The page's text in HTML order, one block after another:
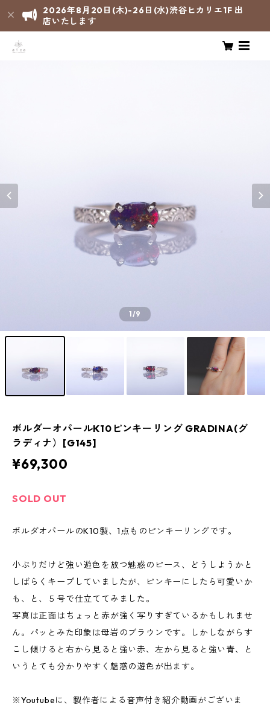
2026年8月20日(木)-26日(水)渋谷ヒカリエ1F 出
店いたします
1/9
ボルダーオパールK10ピンキーリング GRADINA(グ
ラディナ）[G145]
¥69,300
SOLD OUT
ボルダオパールのK10製、1点ものピンキーリングです。
小ぶりだけど強い遊色を放つ魅惑のピース、どうしようかと
しばらくキープしていましたが、ピンキーにしたら可愛いか
も、と、５号で仕立ててみました。
写真は正面はちょっと赤が強く写りすぎているかもしれませ
ん。パッとみた印象は母岩のブラウンです。しかしながらす
こし傾けると右から見ると強い赤、左から見ると強い青、と
いうとても分かりやすく魅惑の遊色が出ます。
※Youtubeに、製作者による音声付き紹介動画がございま